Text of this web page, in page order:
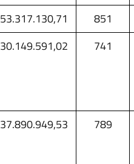
53.317.130,71
851
30.149.591,02 741
37.890.949,53 789